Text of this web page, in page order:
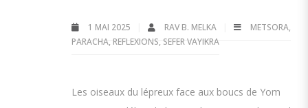
1 MAI 2025 RAV B. MELKA METSORA,
PARACHA, REFLEXIONS, SEFER VAYIKRA
Les oiseaux du lépreux face aux boucs de Yom